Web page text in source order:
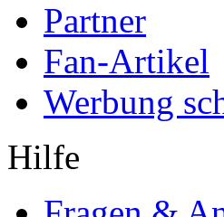
Partner
Fan-Artikel
Werbung
Hilfe